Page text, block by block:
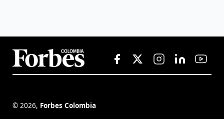
© 2026, Forbes Colombia